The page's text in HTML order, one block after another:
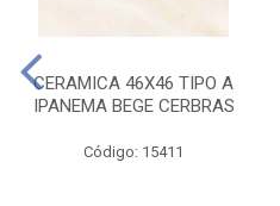
CERAMICA 46X46 TIPO A
IPANEMA BEGE CERBRAS
Código: 15411